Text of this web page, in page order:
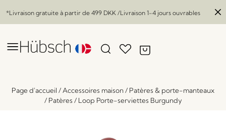
*Livraison gratuite à partir de 499 DKK /Livraison 1-4 jours ouvrables
Page d'accueil / Accessoires maison/ Patères & porte-manteaux
/ Patères / Loop Porte-serviettes Burgundy